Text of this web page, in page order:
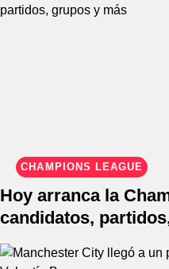
CHAMPIONS LEAGUE
Hoy arranca la
candidatos,